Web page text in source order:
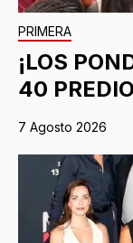
PRIMERA
¡LOS
40
7 Agosto 2026